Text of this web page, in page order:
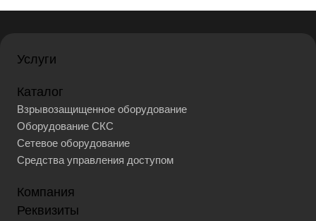
Услуги
Каталог
Взрывозащищенное оборудование
Оборудование СКС
Сетевое оборудование
Средства управления доступом
Компания
Реквизиты